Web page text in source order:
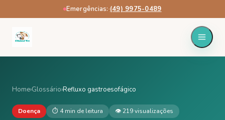
Emergências:·(49) 9975-0489
Home›Glossário›Refluxo gastroesofágico
Doença ⏱ 4 min de leitura 👁219visualizações